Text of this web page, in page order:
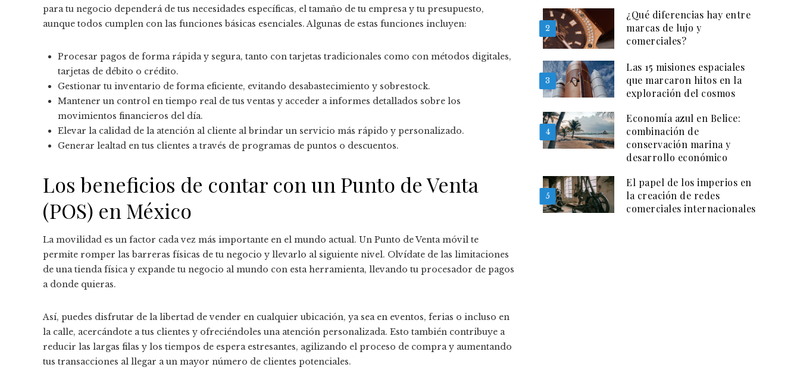
para tu negocio dependerá de tus necesidades específicas, el tamaño de tu empresa y tu presupuesto,
aunque todos cumplen con las funciones básicas esenciales. Algunas de estas funciones incluyen:
Procesar pagos de forma rápida y segura, tanto con tarjetas tradicionales como con métodos digitales,
tarjetas de débito o crédito.
Gestionar tu inventario de forma eficiente, evitando desabastecimiento y sobrestock.
Mantener un control en tiempo real de tus ventas y acceder a informes detallados sobre los
movimientos financieros del día.
Elevar la calidad de la atención al cliente al brindar un servicio más rápido y personalizado.
Generar lealtad en tus clientes a través de programas de puntos o descuentos.
Los beneficios de contar con un Punto de Venta
(POS) en México
La movilidad es un factor cada vez más importante en el mundo actual. Un Punto de Venta móvil te
permite romper las barreras físicas de tu negocio y llevarlo al siguiente nivel. Olvídate de las limitaciones
de una tienda física y expande tu negocio al mundo con esta herramienta, llevando tu procesador de pagos
a donde quieras.
Así, puedes disfrutar de la libertad de vender en cualquier ubicación, ya sea en eventos, ferias o incluso en
la calle, acercándote a tus clientes y ofreciéndoles una atención personalizada. Esto también contribuye a
reducir las largas filas y los tiempos de espera estresantes, agilizando el proceso de compra y aumentando
tus transacciones al llegar a un mayor número de clientes potenciales.
2
¿Qué diferencias hay entre
marcas de lujo y
comerciales?
3
Las 15 misiones espaciales
que marcaron hitos en la
exploración del cosmos
4
Economía azul en Belice:
combinación de
conservación marina y
desarrollo económico
5
El papel de los imperios en
la creación de redes
comerciales internacionales